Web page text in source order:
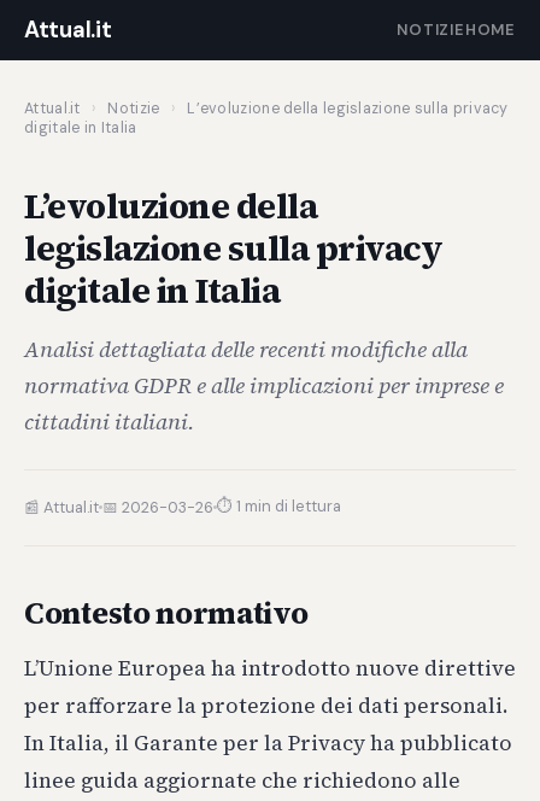
Attual.it NOTIZIEHOME
Attual.it › Notizie ›
L’evoluzione della legislazione sulla privacy
digitale in Italia
L’evoluzione della
legislazione sulla privacy
digitale in Italia
Analisi dettagliata delle recenti modifiche alla
normativa GDPR e alle implicazioni per imprese e
cittadini italiani.
📰 Attual.it 📅 2026-03-26 ⏱ 1 min di lettura
Contesto normativo
L’Unione Europea ha introdotto nuove direttive
per rafforzare la protezione dei dati personali.
In Italia, il Garante per la Privacy ha pubblicato
linee guida aggiornate che richiedono alle